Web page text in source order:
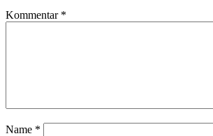
Kommentar *
Name *